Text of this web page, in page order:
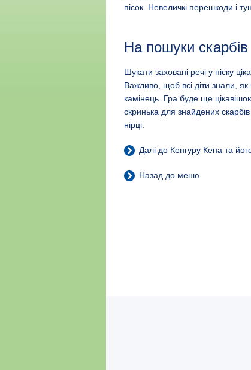
пісок. Невеличкі перешкоди і
На пошуки скарбів
Шукати заховані речі у піску
Важливо, щоб всі діти знали,
камінець. Гра буде ще
скринька для знайдених
нірці.
Далі до Кенгуру Кена та
Назад до меню